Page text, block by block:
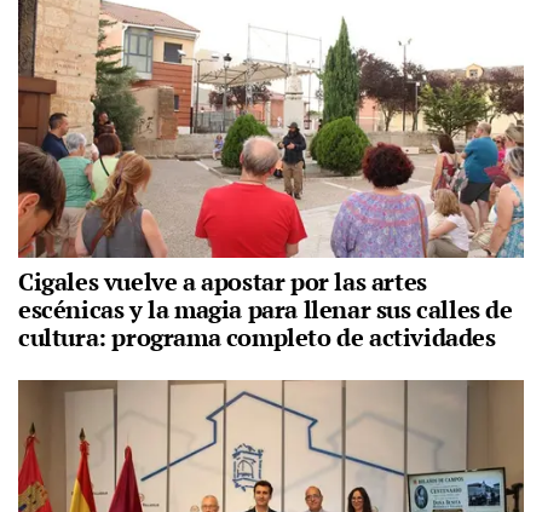
Cigales vuelve a apostar por las artes
escénicas y la magia para llenar sus calles de
cultura: programa completo de actividades